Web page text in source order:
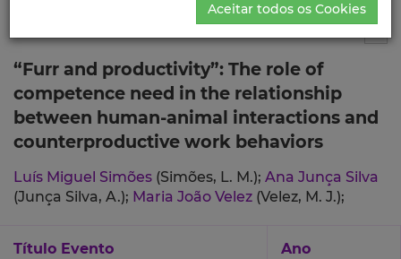
“Furr and productivity”: The role of
competence need in the relationship
between human-animal interactions and
counterproductive work behaviors
Luís Miguel Simões (Simões, L. M.); Ana Junça Silva
(Junça Silva, A.); Maria João Velez (Velez, M. J.);
Título Evento
Ano
Aceitar todos os Cookies